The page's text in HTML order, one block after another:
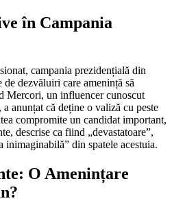
în Campania
campania prezidențială din
dezvăluiri care amenință să
Mercori, un influencer cunoscut
anunțat că deține o valiză cu peste
compromite un candidat important,
descrise ca fiind „devastatoare”,
inimaginabilă” din spatele acestuia.
O Amenințare